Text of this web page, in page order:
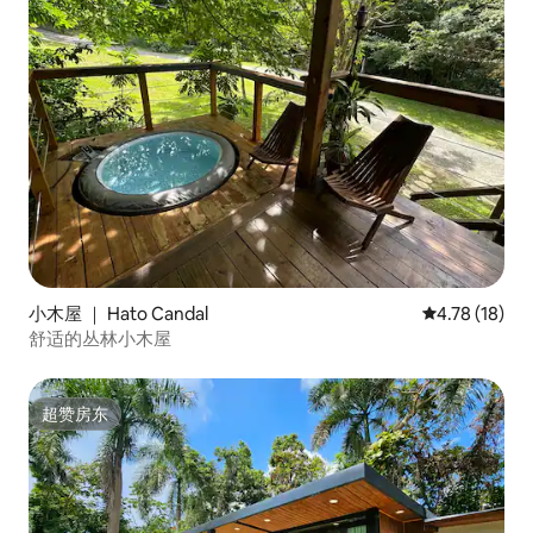
小木屋 ｜ Hato Candal 平均评分
4.78 (18)
舒适的丛林小木屋
超赞房东
超赞房东